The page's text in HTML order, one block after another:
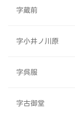
字蔵前
字小井ノ川原
字呉服
字古御堂